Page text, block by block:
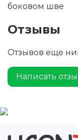
боковом шве
Отзывы
Отзывов еще
Написать